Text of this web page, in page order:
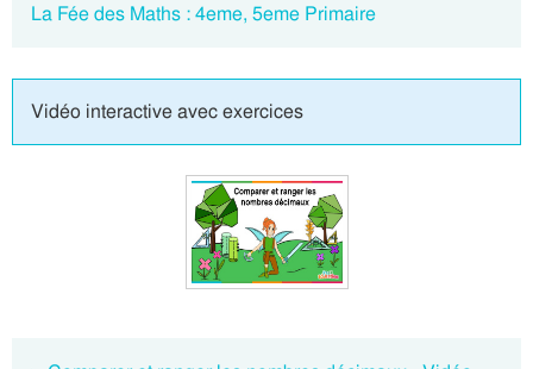
La Fée des Maths : 4eme, 5eme Primaire
Vidéo interactive avec exercices